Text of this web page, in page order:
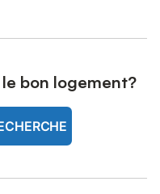
bon logement?